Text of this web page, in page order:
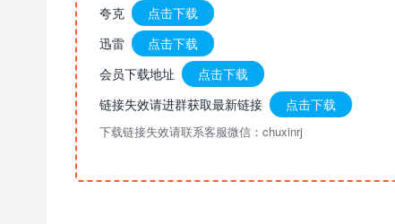
夸克
点击下载
迅雷
点击下载
会员下载地址
点击下载
链接失效请进群获取最新链接
点击下载
下载链接失效请联系客服微信：chuxinrj